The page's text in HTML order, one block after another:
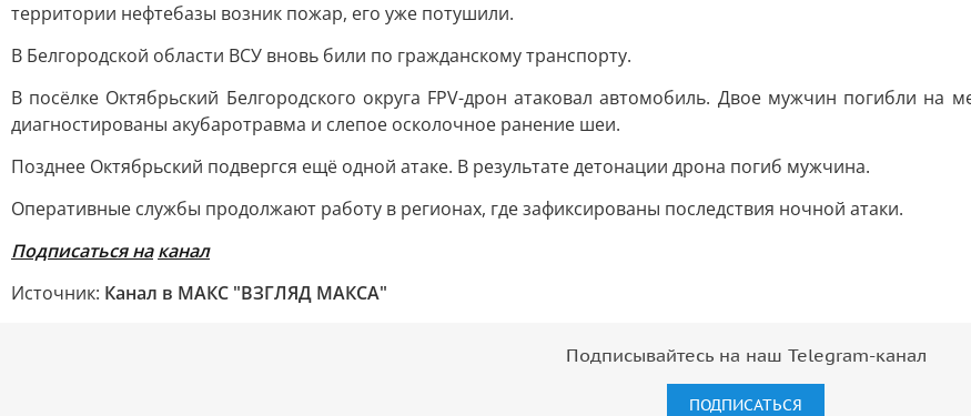
территории нефтебазы возник пожар, его уже потушили.
В Белгородской области ВСУ вновь били по гражданскому транспорту.
В посёлке Октябрьский Белгородского округа FPV-дрон атаковал автомобиль. Двое мужчин погибли на
диагностированы акубаротравма и слепое осколочное ранение шеи.
Позднее Октябрьский подвергся ещё одной атаке. В результате детонации дрона погиб мужчина.
Оперативные службы продолжают работу в регионах, где зафиксированы последствия ночной атаки.
Подписаться на канал
Источник: Канал в МАКС "ВЗГЛЯД МАКСА"
Подписывайтесь на наш Telegram-канал
ПОДПИСАТЬСЯ